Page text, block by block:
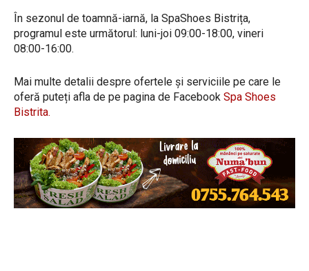
În sezonul de toamnă-iarnă, la SpaShoes Bistrița,
programul este următorul: luni-joi 09:00-18:00, vineri
08:00-16:00.
Mai multe detalii despre ofertele și serviciile pe care le
oferă puteți afla de pe pagina de Facebook Spa Shoes
Bistrita.